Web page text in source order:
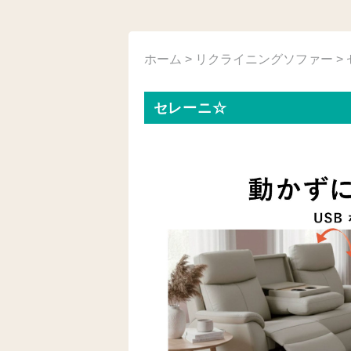
ホーム > リクライニングソファー >
セレーニ☆